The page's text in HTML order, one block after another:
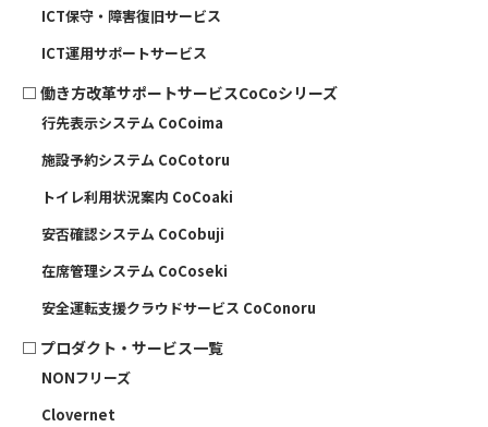
ICT保守・障害復旧サービス
ICT運用サポートサービス
□ 働き方改革サポートサービスCoCoシリーズ
行先表示システム CoCoima
施設予約システム CoCotoru
トイレ利用状況案内 CoCoaki
安否確認システム CoCobuji
在席管理システム CoCoseki
安全運転支援クラウドサービス CoConoru
□ プロダクト・サービス一覧
NONフリーズ
Clovernet